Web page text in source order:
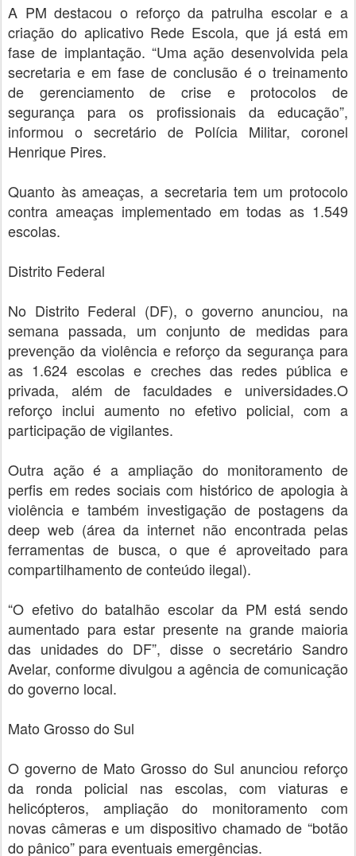
A PM destacou o reforço da patrulha escolar e a
criação do aplicativo Rede Escola, que já está em
fase de implantação. “Uma ação desenvolvida pela
secretaria e em fase de conclusão é o treinamento
de gerenciamento de crise e protocolos de
segurança para os profissionais da educação”,
informou o secretário de Polícia Militar, coronel
Henrique Pires.
Quanto às ameaças, a secretaria tem um protocolo
contra ameaças implementado em todas as 1.549
escolas.
Distrito Federal
No Distrito Federal (DF), o governo anunciou, na
semana passada, um conjunto de medidas para
prevenção da violência e reforço da segurança para
as 1.624 escolas e creches das redes pública e
privada, além de faculdades e universidades.O
reforço inclui aumento no efetivo policial, com a
participação de vigilantes.
Outra ação é a ampliação do monitoramento de
perfis em redes sociais com histórico de apologia à
violência e também investigação de postagens da
deep web (área da internet não encontrada pelas
ferramentas de busca, o que é aproveitado para
compartilhamento de conteúdo ilegal).
“O efetivo do batalhão escolar da PM está sendo
aumentado para estar presente na grande maioria
das unidades do DF”, disse o secretário Sandro
Avelar, conforme divulgou a agência de comunicação
do governo local.
Mato Grosso do Sul
O governo de Mato Grosso do Sul anunciou reforço
da ronda policial nas escolas, com viaturas e
helicópteros, ampliação do monitoramento com
novas câmeras e um dispositivo chamado de “botão
do pânico” para eventuais emergências.